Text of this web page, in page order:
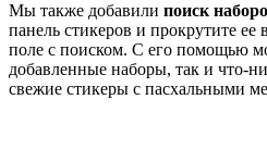
Мы также добавили поиск
панель стикеров и прокрутите ее
поле с поиском. С его помощью
добавленные наборы, так и что-
свежие стикеры с пасхальными